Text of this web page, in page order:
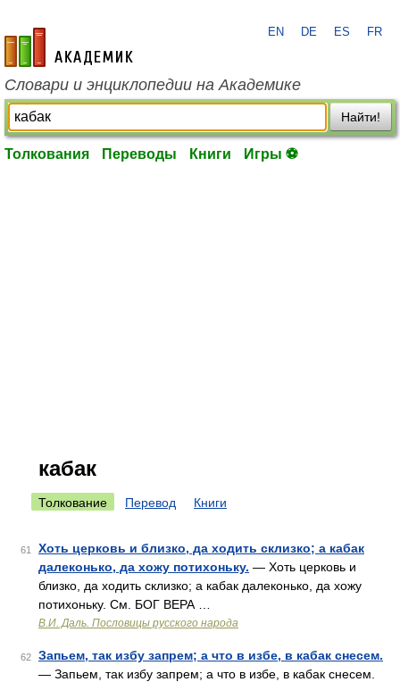
academic.ru
EN DE ES FR
Словари и энциклопедии на Академике
Найти!
Толкования Переводы Книги Игры ⚽
кабак
Толкование Перевод Книги
61
Хоть церковь и близко, да ходить склизко; а кабак
далеконько, да хожу потихоньку. — Хоть церковь и
близко, да ходить склизко; а кабак далеконько, да хожу
потихоньку. См. БОГ ВЕРА …
В.И. Даль. Пословицы русского народа
62
Запьем, так избу запрем; а что в избе, в кабак снесем.
— Запьем, так избу запрем; а что в избе, в кабак снесем.